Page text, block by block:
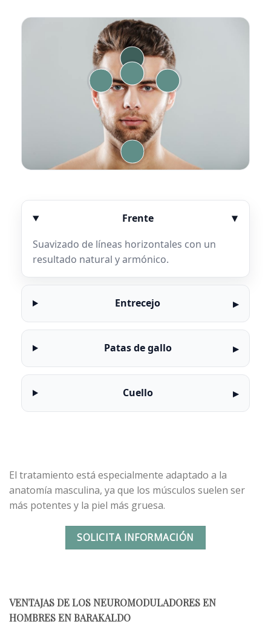
Frente
Suavizado de líneas horizontales con un
resultado natural y armónico.
Entrecejo
Patas de gallo
Cuello
El tratamiento está especialmente adaptado a la
anatomía masculina, ya que los músculos suelen ser
más potentes y la piel más gruesa.
SOLICITA INFORMACIÓN
VENTAJAS DE LOS NEUROMODULADORES EN
HOMBRES EN BARAKALDO